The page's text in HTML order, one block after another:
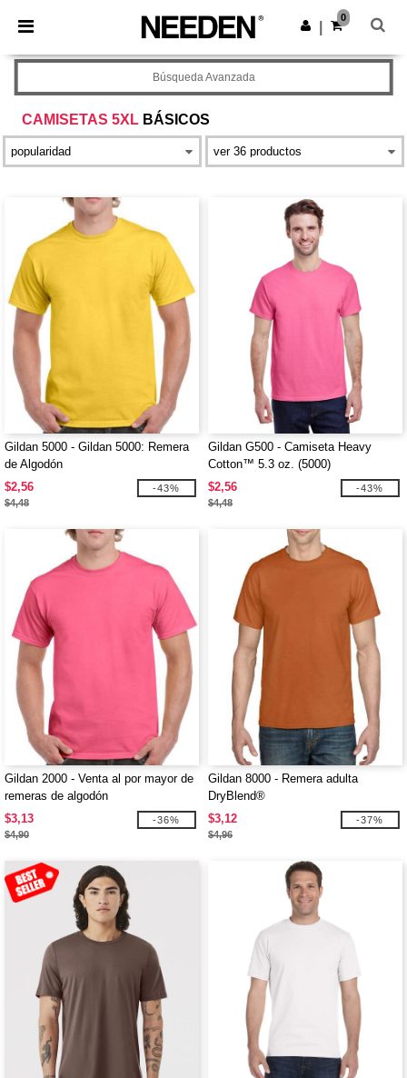
× App de Needen
¡Mejores precios en app!
Descargar app
0
CAMISETAS 5XL BÁSICOS
Búsqueda Avanzada
Gildan 5000 - Gildan 5000: Remera
de Algodón
$2,56
$4,48
-43%
Gildan G500 - Camiseta Heavy
Cotton™ 5.3 oz. (5000)
$2,56
$4,48
-43%
Gildan 2000 - Venta al por mayor de
remeras de algodón
$3,13
$4,90
-36%
Gildan 8000 - Remera adulta
DryBlend®
$3,12
$4,96
-37%